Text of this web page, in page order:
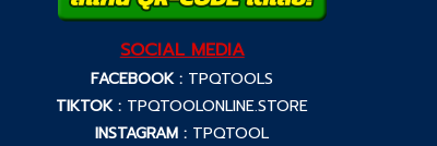
SOCIAL MEDIA
FACEBOOK : TPQTOOLS
TIKTOK : TPQTOOLONLINE.STORE
INSTAGRAM : TPQTOOL